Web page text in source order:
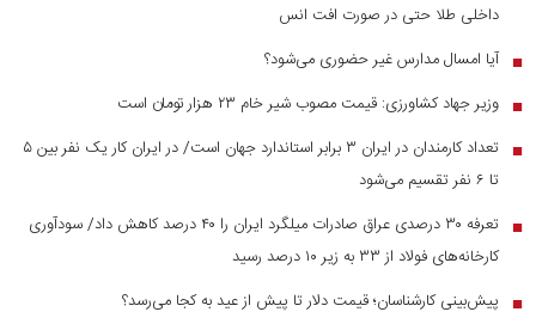
داخلی طلا حتی در صورت افت انس
■ آیا امسال مدارس غیر حضوری می‌شود؟
■ وزیر جهاد کشاورزی: قیمت مصوب شیر خام ۲۳ هزار تومان است
■
تعداد کارمندان در ایران ۳ برابر استاندارد جهان است/ در ایران کار یک نفر بین ۵
تا ۶ نفر تقسیم می‌شود
■
تعرفه ۳۰ درصدی عراق صادرات میلگرد ایران را ۴۰ درصد کاهش داد/ سودآوری
کارخانه‌های فولاد از ۳۳ به زیر ۱۰ درصد رسید
■ پیش‌بینی کارشناسان؛ قیمت دلار تا پیش از عید به کجا می‌رسد؟